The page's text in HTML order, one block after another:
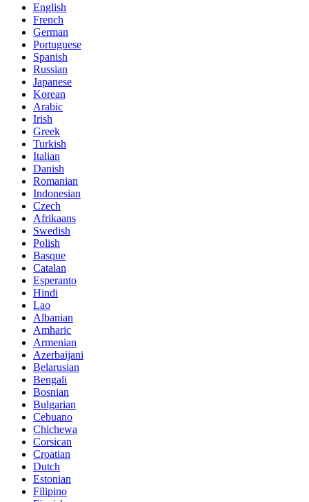
English
French
German
Portuguese
Spanish
Russian
Japanese
Korean
Arabic
Irish
Greek
Turkish
Italian
Danish
Romanian
Indonesian
Czech
Afrikaans
Swedish
Polish
Basque
Catalan
Esperanto
Hindi
Lao
Albanian
Amharic
Armenian
Azerbaijani
Belarusian
Bengali
Bosnian
Bulgarian
Cebuano
Chichewa
Corsican
Croatian
Dutch
Estonian
Filipino